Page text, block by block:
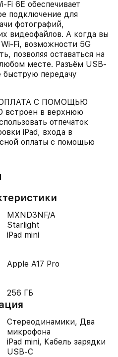
6E обеспечивает
подключение для
фотографий,
видеофайлов. А когда вы
Fi, возможности 5G
позволяя оставаться на
месте. Разъём USB-
быструю передачу
С ПОМОЩЬЮ
встроен в верхнюю
отпечаток
iPad, входа в
оплаты с помощью
MXND3NF/A
Starlight
iPad mini
Apple A17 Pro
256 ГБ
Стереодинамики, Два
микрофона
iPad mini, Кабель зарядки
USB-C